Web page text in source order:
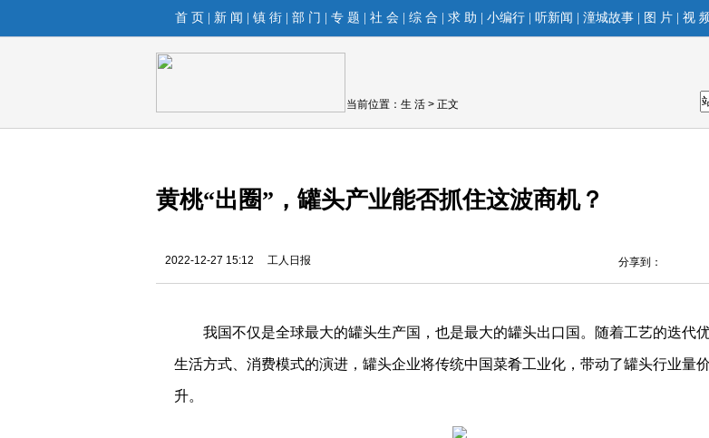
首 页 新 闻 镇 街| 部 门 专 题 社 会 综 合 求 助 小编行| 听新闻 潼城故事| 图 片| 视
当前位置： 生 活 > 正文
黄桃“出圈”，罐头产业能否抓住这波商机？
2022-12-27 15:12 工人日报 分享到：
我国不仅是全球最大的罐头生产国，也是最大的罐头出口国。随着工艺的迭代
生活方式、消费模式的演进，罐头企业将传统中国菜肴工业化，带动了罐头行业量
升。